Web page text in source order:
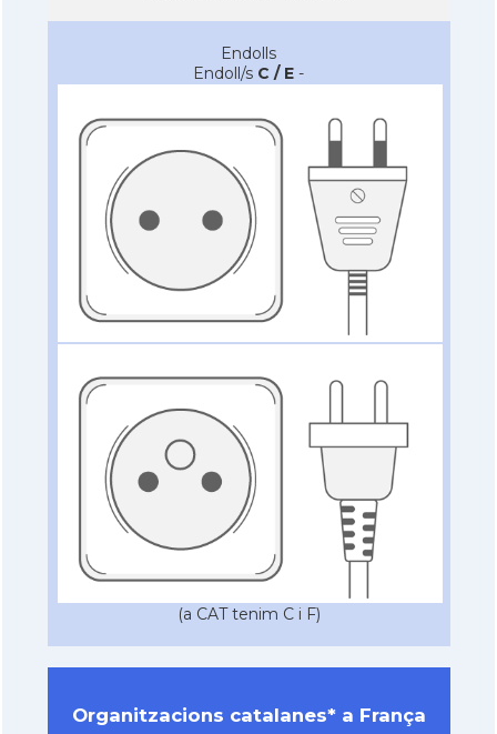
Endolls
Endoll/s C / E -
(a CAT tenim C i F)
Organitzacions catalanes* a França